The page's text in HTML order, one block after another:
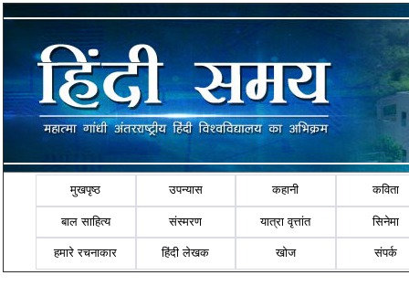
मुखपृष्ठ उपन्यास कहानी कविता
बाल साहित्य संस्मरण यात्रा वृत्तांत सिनेमा
हमारे रचनाकार हिंदी लेखक खोज संपर्क